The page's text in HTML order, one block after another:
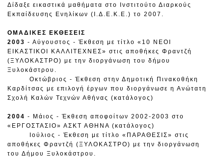
Δίδαξε εικαστικά μαθήματα στο Ινστιτούτο Διαρκούς
Εκπαίδευσης Ενηλίκων (Ι.Δ.Ε.Κ.Ε.) το 2007.
ΟΜΑΔΙΚΕΣ ΕΚΘΕΣΕΙΣ
2003 - Αύγουστος - Έκθεση με τίτλο «10 ΝΕΟΙ
ΕΙΚΑΣΤΙΚΟΙ ΚΑΛΛΙΤΕΧΝΕΣ» στις αποθήκες Φραντζή
(ΞΥΛΟΚΑΣΤΡΟ) με την διοργάνωση του δήμου
Ξυλοκάστρου.
Οκτώβριος - Έκθεση στην Δημοτική Πινακοθήκη
Καρδίτσας με επιλογή έργων που διοργάνωσε η Ανώτατη
Σχολή Καλών Τεχνών Αθήνας (κατάλογος)
2004 - Μάιος - Έκθεση αποφοίτων 2002-2003 στο
«ΕΡΓΟΣΤΑΣΙΟ» ΑΣΚΤ ΑΘΗΝΑ (κατάλογος)
Ιούλιος - Έκθεση με τίτλο «ΠΑΡΑΘΕΣΙΣ» στις
αποθήκες Φραντζή (ΞΥΛΟΚΑΣΤΡΟ) με την διοργάνωση
του Δήμου Ξυλοκάστρου.